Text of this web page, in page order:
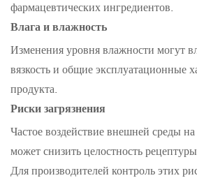
фармацевтических ингредиентов.
Влага и влажность
Изменения уровня влажности могут
вязкость и общие эксплуатационные
продукта.
Риски загрязнения
Частое воздействие внешней среды
может снизить целостность рецептуры.
Для производителей контроль этих